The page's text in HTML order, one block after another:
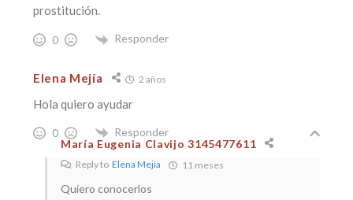
prostitución.
0 Responder
Elena Mejía 2 años
Hola quiero ayudar
0
Responder
María Eugenia Clavijo 3145477611
Reply to Elena Mejía 11 meses
Quiero conocerlos